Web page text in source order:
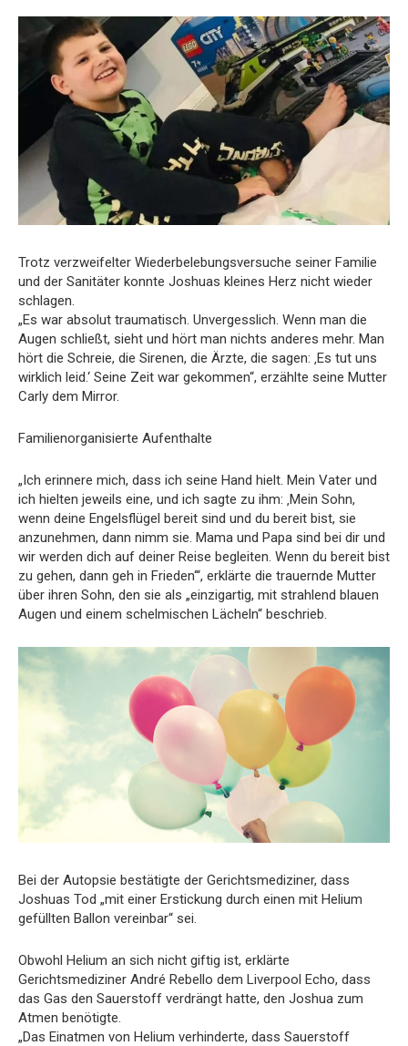
Trotz verzweifelter Wiederbelebungsversuche seiner Familie
und der Sanitäter konnte Joshuas kleines Herz nicht wieder
schlagen.
„Es war absolut traumatisch. Unvergesslich. Wenn man die
Augen schließt, sieht und hört man nichts anderes mehr. Man
hört die Schreie, die Sirenen, die Ärzte, die sagen: ‚Es tut uns
wirklich leid.‘ Seine Zeit war gekommen“, erzählte seine Mutter
Carly dem Mirror.
Familienorganisierte Aufenthalte
„Ich erinnere mich, dass ich seine Hand hielt. Mein Vater und
ich hielten jeweils eine, und ich sagte zu ihm: ‚Mein Sohn,
wenn deine Engelsflügel bereit sind und du bereit bist, sie
anzunehmen, dann nimm sie. Mama und Papa sind bei dir und
wir werden dich auf deiner Reise begleiten. Wenn du bereit bist
zu gehen, dann geh in Frieden‘“, erklärte die trauernde Mutter
über ihren Sohn, den sie als „einzigartig, mit strahlend blauen
Augen und einem schelmischen Lächeln“ beschrieb.
Bei der Autopsie bestätigte der Gerichtsmediziner, dass
Joshuas Tod „mit einer Erstickung durch einen mit Helium
gefüllten Ballon vereinbar“ sei.
Obwohl Helium an sich nicht giftig ist, erklärte
Gerichtsmediziner André Rebello dem Liverpool Echo, dass
das Gas den Sauerstoff verdrängt hatte, den Joshua zum
Atmen benötigte.
„Das Einatmen von Helium verhinderte, dass Sauerstoff